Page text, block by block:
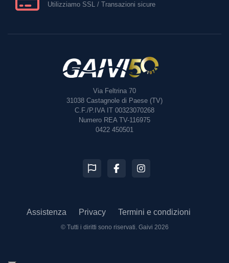
Utilizziamo SSL / Transazioni sicure
Via Feltrina 70
31038 Castagnole di Paese (TV)
C.F./P.IVA IT 00323070268
Numero REA TV-116975
0422 450501
Assistenza Privacy Termini e condizioni
© Tutti i diritti sono riservati. Gaivi 2026